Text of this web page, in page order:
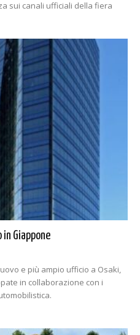
sui canali ufficiali della fiera
in Giappone
e più ampio ufficio a Osaki,
in collaborazione con i